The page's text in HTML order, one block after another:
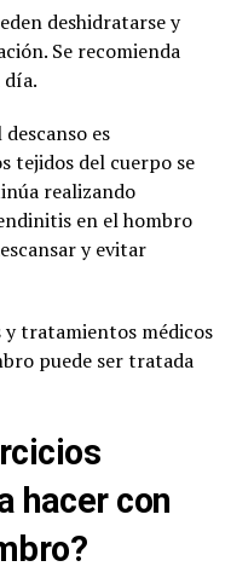
deshidratarse y
Se recomienda
día.
descanso es
tejidos del cuerpo se
realizando
en el hombro
y evitar
y tratamientos médicos
puede ser tratada
hacer con